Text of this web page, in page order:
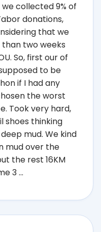
collected 9% of
donations,
that we
two weeks
So, first our of
to be
if I had any
the worst
Took very hard,
shoes thinking
mud. We kind
mud over the
the rest 16KM
3 ...